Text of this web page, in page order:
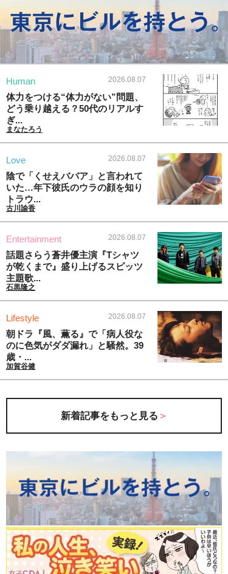
Human 2026.08.07
体力をつける“体力がない”問題、
どう乗り越える？50代のリアルす
ぎ...
まなたろう
Love 2026.08.07
陰で「くせえババア」と言われて
いた…年下彼氏のウラの顔を知り
トラウ...
古川諭香
Entertainment 2026.08.07
話題さらう蒼井優主演『Tシャツ
が乾くまで』盛り上げるスピッツ
主題歌...
石黒隆之
Lifestyle 2026.08.07
朝ドラ『風、薫る』で「病人役な
のに色気がダダ漏れ」と騒然。39
歳・...
加賀谷健
新着記事をもっと見る